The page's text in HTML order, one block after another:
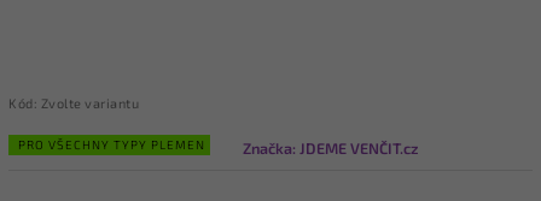
Kód: Zvolte variantu
PRO VŠECHNY TYPY PLEMEN Značka: JDEME VENČIT.cz